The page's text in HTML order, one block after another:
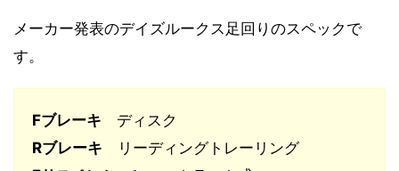
メーカー発表のデイズルークス足回りのスペックで
す。
Fブレーキ ディスク
Rブレーキ リーディングトレーリング